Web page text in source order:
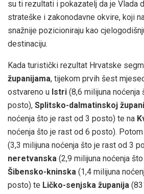
su ti rezultati i pokazatelj da je Vlada
strateške i zakonodavne okvire, koji
snažnije pozicioniraju kao
destinaciju.
Kada turistički rezultat Hrvatske
županijama, tijekom prvih šest
ostvareno u Istri (8,6 milijuna noćenja
posto), Splitsko-dalmatinskoj
noćenja što je rast od 3 posto) te na
noćenja što je rast od 6 posto).
(3,3 milijuna noćenja što je rast od 3
neretvanska (2,9 milijuna noćenja
Šibensko-kninska (1,4 milijuna
posto) te Ličko-senjska županija